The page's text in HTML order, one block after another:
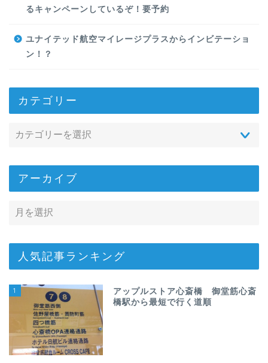
るキャンペーンしているぞ！要予約
ユナイテッド航空マイレージプラスからインビテーショ
ン！？
カテゴリー
アーカイブ
人気記事ランキング
1
アップルストア心斎橋 御堂筋心斎
橋駅から最短で行く道順